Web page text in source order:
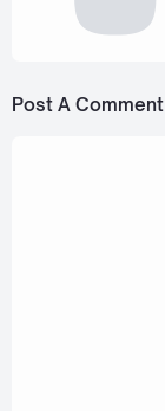
Post A Comment